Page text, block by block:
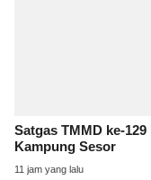
Satgas TMMD ke-
Kampung Sesor
11 jam yang lalu